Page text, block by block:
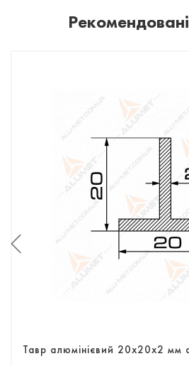
Тавр алюмінієвий 20х20х2 мм